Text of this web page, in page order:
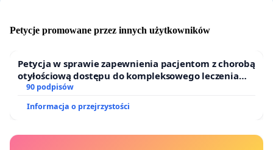
Petycje promowane przez innych użytkowników
Petycja w sprawie zapewnienia pacjentom z chorobą
otyłościową dostępu do kompleksowego leczenia
oraz programów profilaktycznych.
90 podpisów
Informacja o przejrzystości